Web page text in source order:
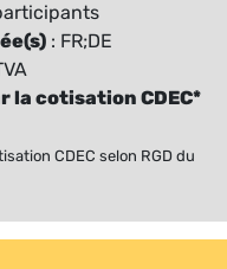
: FR;DE
la cotisation CDEC*
CDEC selon RGD du